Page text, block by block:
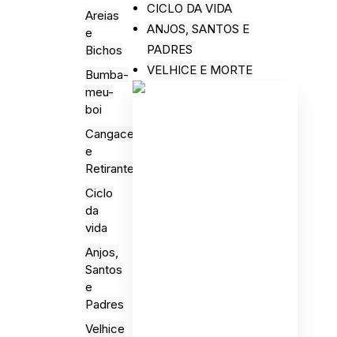
Areias
e
Bichos
Bumba-
meu-
boi
Cangaceiros
e
Retirantes
Ciclo
da
vida
Anjos,
Santos
e
Padres
Velhice
CICLO DA VIDA
ANJOS, SANTOS E
PADRES
VELHICE E MORTE